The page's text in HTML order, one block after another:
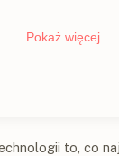
to, co